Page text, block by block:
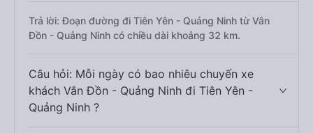
Trả lời: Đoạn đường đi Tiên Yên - Quảng Ninh từ Vân
Đồn - Quảng Ninh có chiều dài khoảng 32 km.
Câu hỏi: Mỗi ngày có bao nhiêu chuyến xe
khách Vân Đồn - Quảng Ninh đi Tiên Yên -
Quảng Ninh ?